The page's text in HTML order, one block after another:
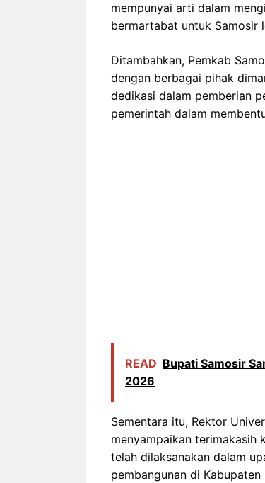
mempunyai arti dalam
bermartabat untuk Samosir
Ditambahkan, Pemkab
dengan berbagai pihak
dedikasi dalam pemberian
pemerintah dalam
READ Bupati Samosir
2026
Sementara itu, Rektor
menyampaikan terimakasih
telah dilaksanakan dalam
pembangunan di Kabupaten